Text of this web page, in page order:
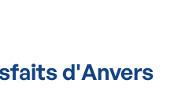
d'Anvers